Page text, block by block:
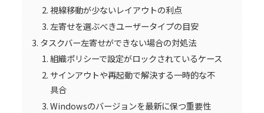
視線移動が少ないレイアウトの利点
左寄せを選ぶべきユーザータイプの目安
タスクバー左寄せができない場合の対処法
組織ポリシーで設定がロックされているケース
サインアウトや再起動で解決する一時的な不
具合
Windowsのバージョンを最新に保つ重要性